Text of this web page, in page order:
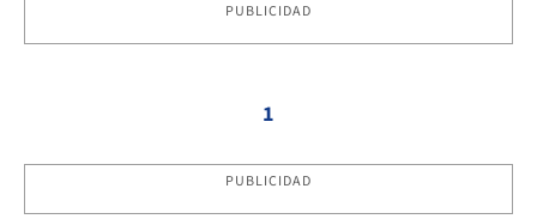
PUBLICIDAD
1
PUBLICIDAD